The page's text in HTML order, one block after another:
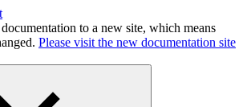
to a new site, which means
Please visit the new documentation site